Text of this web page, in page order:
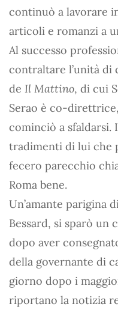
continuò a lavorare
articoli e romanzi a
Al successo
contraltare l’unità di
de Il Mattino, di cui
Serao è co-
cominciò a
tradimenti di lui che
fecero parecchio
Roma bene.
Un’amante parigina
Bessard, si sparò un
dopo aver
della governante di
giorno dopo i
riportano la notizia